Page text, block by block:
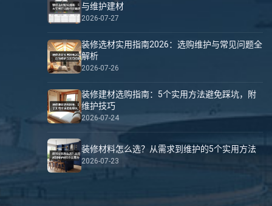
与维护建材
2026-07-27
装修选材实用指南2026：选购维护与常见问题全
解析
2026-07-26
装修建材选购指南：5个实用方法避免踩坑，附
维护技巧
2026-07-24
装修材料怎么选？从需求到维护的5个实用方法
2026-07-23